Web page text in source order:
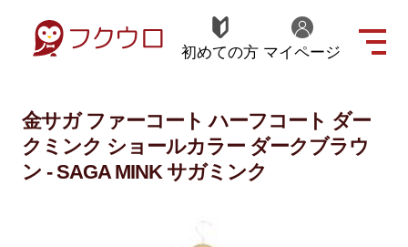
初めての方 マイページ
金サガ ファーコート ハーフコート ダー
クミンク ショールカラー ダークブラウ
ン - SAGA MINK サガミンク